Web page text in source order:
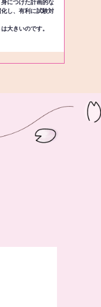
につけた計画的な
し、有利に試験対
大きいのです。